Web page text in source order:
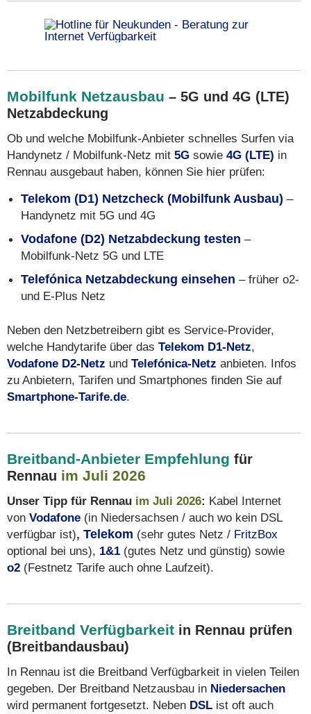
Mobilfunk Netzausbau – 5G und 4G (LTE)
Netzabdeckung
Ob und welche Mobilfunk-Anbieter schnelles Surfen via
Handynetz / Mobilfunk-Netz mit 5G sowie 4G (LTE) in
Rennau ausgebaut haben, können Sie hier prüfen:
Telekom (D1) Netzcheck (Mobilfunk Ausbau) –
Handynetz mit 5G und 4G
Vodafone (D2) Netzabdeckung testen –
Mobilfunk-Netz 5G und LTE
Telefónica Netzabdeckung einsehen – früher o2-
und E-Plus Netz
Neben den Netzbetreibern gibt es Service-Provider,
welche Handytarife über das Telekom D1-Netz,
Vodafone D2-Netz und Telefónica-Netz anbieten. Infos
zu Anbietern, Tarifen und Smartphones finden Sie auf
Smartphone-Tarife.de.
Breitband-Anbieter Empfehlung für
Rennau im Juli 2026
Unser Tipp für Rennau im Juli 2026: Kabel Internet
von Vodafone (in Niedersachsen / auch wo kein DSL
verfügbar ist), Telekom (sehr gutes Netz / FritzBox
optional bei uns), 1&1 (gutes Netz und günstig) sowie
o2 (Festnetz Tarife auch ohne Laufzeit).
Breitband Verfügbarkeit in Rennau prüfen
(Breitbandausbau)
In Rennau ist die Breitband Verfügbarkeit in vielen Teilen
gegeben. Der Breitband Netzausbau in Niedersachen
wird permanent fortgesetzt. Neben DSL ist oft auch